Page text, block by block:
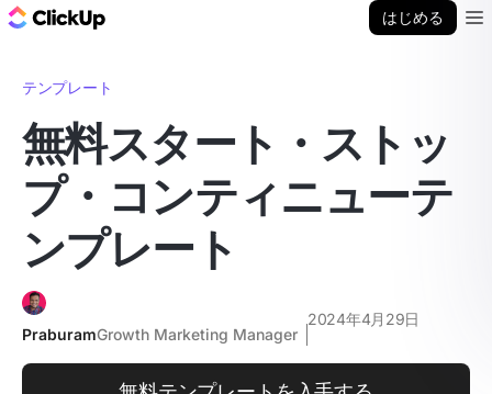
はじめる
テンプレート
無料スタート・ストッ
プ・コンティニューテ
ンプレート
PraburamGrowth Marketing Manager
2024年4月29日